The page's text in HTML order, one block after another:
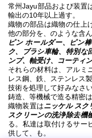
常州Jayu部品および装置
輸出の10年以上過す。
織物の部品は織物の仕上
他の部分を、のような含
ピン ホールダー、ピン
ク、ブラシ車輪、特別な
ンプ、軸受け、コーティ
それらの材料は、アルミ
レス鋼、鉄、ステンレス
技術を処理して好みなさ
鋳造、等機械で造る精密は
織物装置はニッケル スク
スクリーンの洗浄除去機
る。私達は取付けるサー
供して、も。